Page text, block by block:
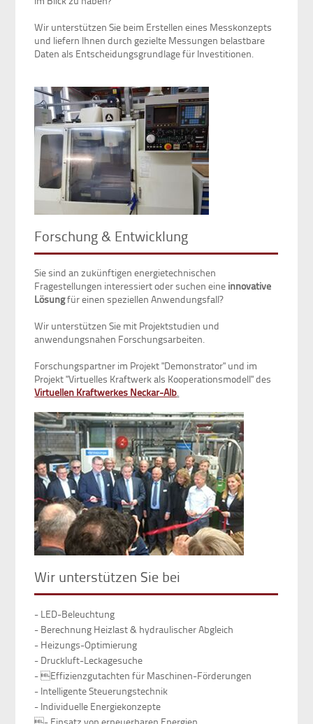
Wir unterstützen Sie beim Erstellen eines Messkonzepts
und liefern Ihnen durch gezielte Messungen belastbare
Daten als Entscheidungsgrundlage für Investitionen.
Forschung & Entwicklung
Sie sind an zukünftigen energietechnischen
Fragestellungen interessiert oder suchen eine innovative
Lösungfür einen speziellen Anwendungsfall?
Wir unterstützen Sie mit Projektstudien und
anwendungsnahen Forschungsarbeiten.
Forschungspartner im Projekt "Demonstrator" und im
Projekt "Virtuelles Kraftwerk als Kooperationsmodell" des
Virtuellen Kraftwerkes Neckar-Alb.
Wir unterstützen Sie bei
- LED-Beleuchtung
- Berechnung Heizlast & hydraulischer Abgleich
- Heizungs-Optimierung
- Druckluft-Leckagesuche
- Effizienzgutachten für Maschinen-Förderungen
- Intelligente Steuerungstechnik
- Individuelle Energiekonzepte